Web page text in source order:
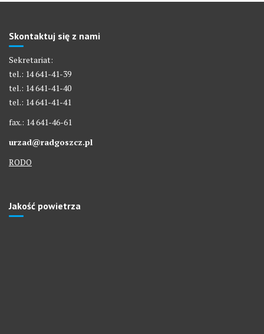
Skontaktuj się z nami
Sekretariat:
tel.: 14 641-41-39
tel.: 14 641-41-40
tel.: 14 641-41-41
fax.: 14 641-46-61
urzad@radgoszcz.pl
RODO
Jakość powietrza